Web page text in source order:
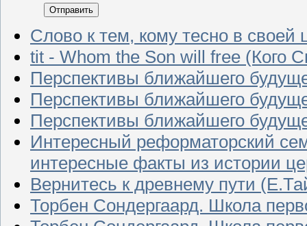
Отправить
Слово к тем, кому тесно в своей
tit - Whom the Son will free (Кого
Перспективы ближайшего
Перспективы ближайшего
Перспективы ближайшего
Интересный реформаторский
интересные факты из истории
Вернитесь к древнему пути
Торбен Сондергаард. Школа